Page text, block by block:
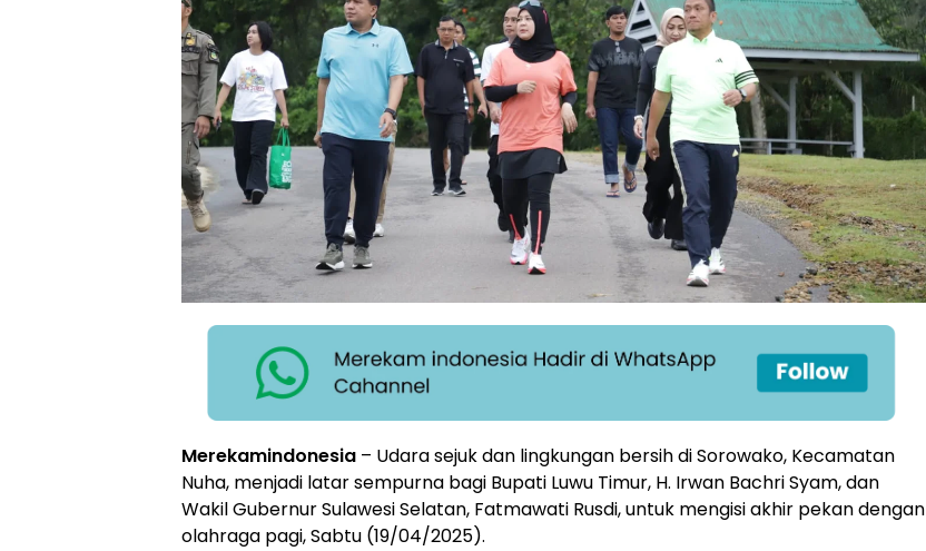
Merekamindonesia – Udara sejuk dan lingkungan bersih di Sorowako, Kecamatan
Nuha, menjadi latar sempurna bagi Bupati Luwu Timur, H. Irwan Bachri Syam, dan
Wakil Gubernur Sulawesi Selatan, Fatmawati Rusdi, untuk mengisi akhir pekan dengan
olahraga pagi, Sabtu (19/04/2025).